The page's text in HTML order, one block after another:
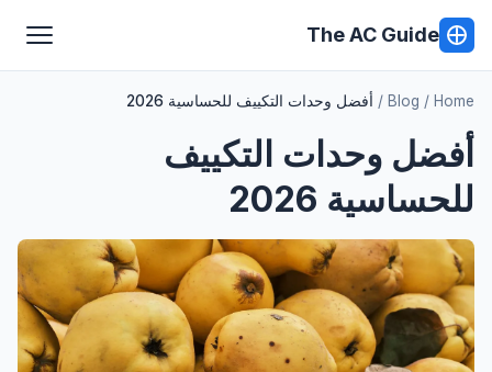
The AC Guide
Home
Blog أفضل وحدات التكييف للحساسية 2026
أفضل وحدات التكييف
للحساسية 2026